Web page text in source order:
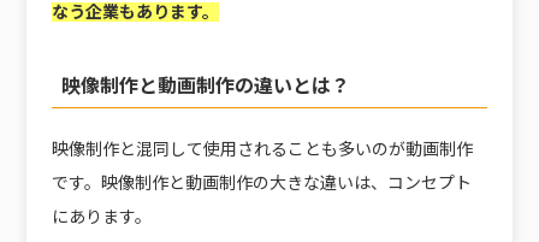
なう企業もあります。
映像制作と動画制作の違いとは？
映像制作と混同して使用されることも多いのが動画制作
です。映像制作と動画制作の大きな違いは、コンセプト
にあります。